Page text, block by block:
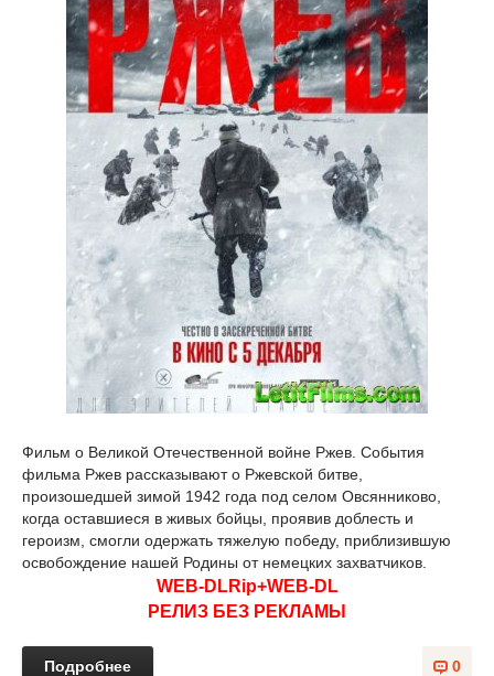
Фильм о Великой Отечественной войне Ржев. События
фильма Ржев рассказывают о Ржевской битве,
произошедшей зимой 1942 года под селом Овсянниково,
когда оставшиеся в живых бойцы, проявив доблесть и
героизм, смогли одержать тяжелую победу, приблизившую
освобождение нашей Родины от немецких захватчиков.
WEB-DLRip+WEB-DL
РЕЛИЗ БЕЗ РЕКЛАМЫ
0
Подробнее